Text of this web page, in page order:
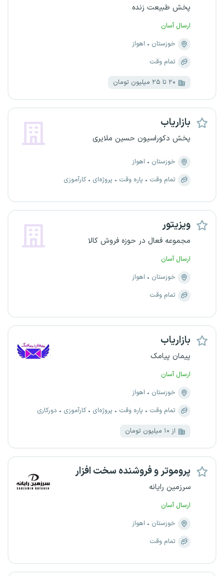
پخش طبیعت زنده
ارسال آسان
خوزستان
اهواز
تمام وقت
۲۰ تا ۲۵ میلیون تومان
بازاریاب
پخش دکوراسیون حسین ملایری
خوزستان
اهواز
تمام وقت
پاره وقت پروژه‌ای کارآموزی
ویزیتور
مجموعه فعال در حوزه فروش کالا
ارسال آسان
خوزستان
اهواز
تمام وقت
بازاریاب
پیمان پیامک
ارسال آسان
خوزستان
اهواز
تمام وقت
پاره وقت پروژه‌ای کارآموزی دورکاری
از ۱۰ میلیون تومان
پروموتر و فروشنده سخت افزار
سرزمین رایانه
ارسال آسان
خوزستان
اهواز
تمام وقت